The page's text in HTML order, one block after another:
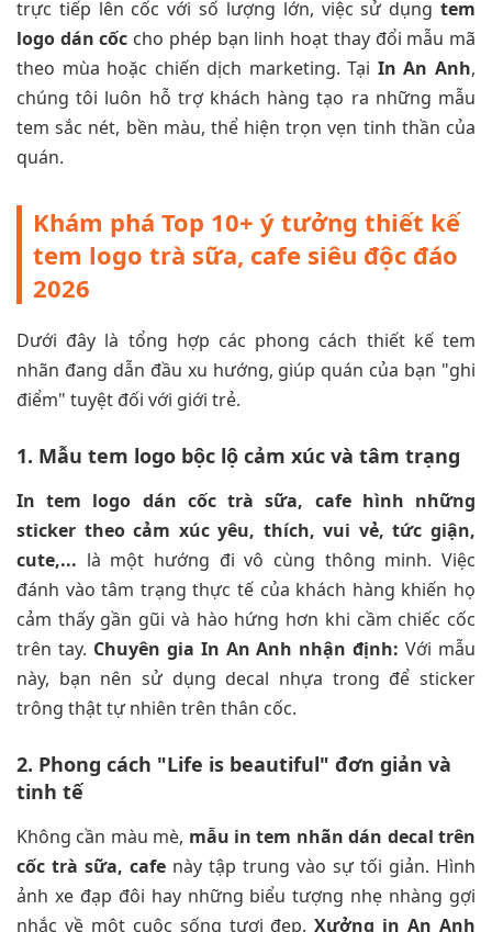
trực tiếp lên cốc với số lượng lớn, việc sử dụng tem
logo dán cốc cho phép bạn linh hoạt thay đổi mẫu mã
theo mùa hoặc chiến dịch marketing. Tại In An Anh,
chúng tôi luôn hỗ trợ khách hàng tạo ra những mẫu
tem sắc nét, bền màu, thể hiện trọn vẹn tinh thần của
quán.
Khám phá Top 10+ ý tưởng thiết kế
tem logo trà sữa, cafe siêu độc đáo
2026
Dưới đây là tổng hợp các phong cách thiết kế tem
nhãn đang dẫn đầu xu hướng, giúp quán của bạn "ghi
điểm" tuyệt đối với giới trẻ.
1. Mẫu tem logo bộc lộ cảm xúc và tâm trạng
In tem logo dán cốc trà sữa, cafe hình những
sticker theo cảm xúc yêu, thích, vui vẻ, tức giận,
cute,... là một hướng đi vô cùng thông minh. Việc
đánh vào tâm trạng thực tế của khách hàng khiến họ
cảm thấy gần gũi và hào hứng hơn khi cầm chiếc cốc
trên tay. Chuyên gia In An Anh nhận định: Với mẫu
này, bạn nên sử dụng decal nhựa trong để sticker
trông thật tự nhiên trên thân cốc.
2. Phong cách "Life is beautiful" đơn giản và
tinh tế
Không cần màu mè, mẫu in tem nhãn dán decal trên
cốc trà sữa, cafe này tập trung vào sự tối giản. Hình
ảnh xe đạp đôi hay những biểu tượng nhẹ nhàng gợi
nhắc về một cuộc sống tươi đẹp.Xưởng in An Anh